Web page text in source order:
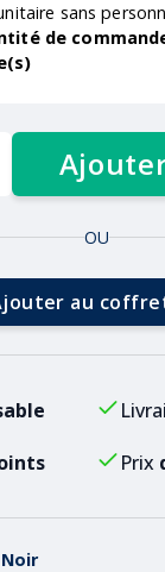
sans
de
OU
au
Prix
Noir